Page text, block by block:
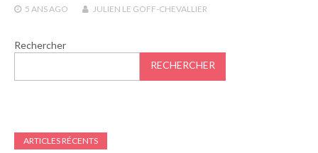
5 ANS AGO JULIEN LE GOFF-CHEVALLIER
Rechercher
RECHERCHER
ARTICLES RÉCENTS